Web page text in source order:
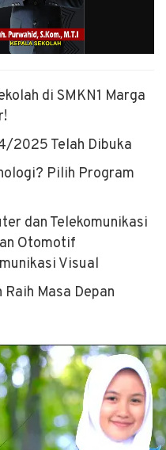
di SMKN1 Marga
2025 Telah Dibuka
Pilih Program
dan Telekomunikasi
Otomotif
Visual
Masa Depan